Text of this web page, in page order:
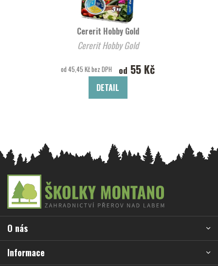
Cererit Hobby Gold
Cererit Hobby Gold
od 45,45 Kč bez DPH od 55 Kč
DETAIL
a
í
O nás
Informace